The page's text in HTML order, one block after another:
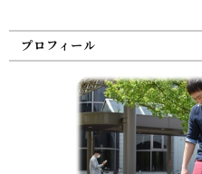
プロフィール